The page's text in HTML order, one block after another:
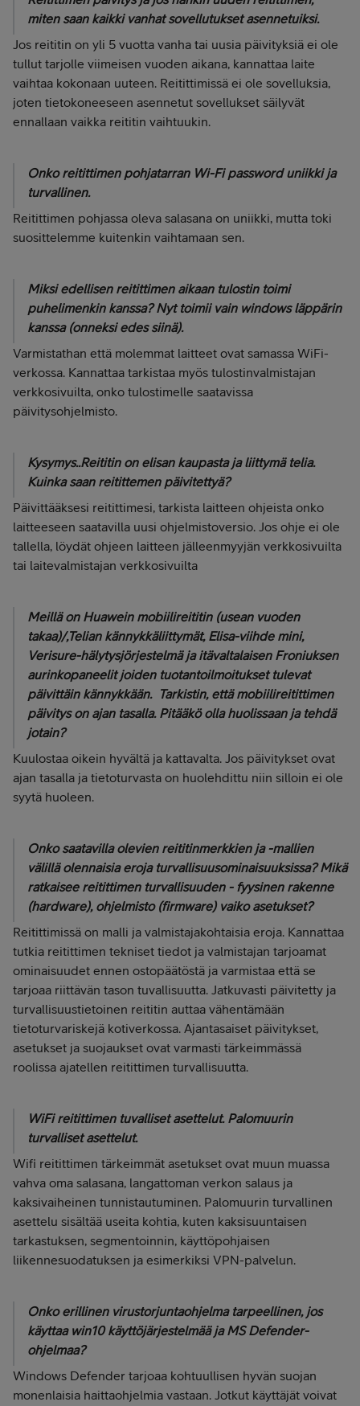
miten saan kaikki vanhat sovellutukset asennetuiksi.
Jos reititin on yli 5 vuotta vanha tai uusia päivityksiä ei ole
tullut tarjolle viimeisen vuoden aikana, kannattaa laite
vaihtaa kokonaan uuteen. Reitittimissä ei ole sovelluksia,
joten tietokoneeseen asennetut sovellukset säilyvät
ennallaan vaikka reititin vaihtuukin.
Onko reitittimen pohjatarran Wi-Fi password uniikki ja
turvallinen.
Reitittimen pohjassa oleva salasana on uniikki, mutta toki
suosittelemme kuitenkin vaihtamaan sen.
Miksi edellisen reitittimen aikaan tulostin toimi
puhelimenkin kanssa? Nyt toimii vain windows läppärin
kanssa (onneksi edes siinä).
Varmistathan että molemmat laitteet ovat samassa WiFi-
verkossa. Kannattaa tarkistaa myös tulostinvalmistajan
verkkosivuilta, onko tulostimelle saatavissa
päivitysohjelmisto.
Kysymys..Reititin on elisan kaupasta ja liittymä telia.
Kuinka saan reitittemen päivitettyä?
Päivittääksesi reitittimesi, tarkista laitteen ohjeista onko
laitteeseen saatavilla uusi ohjelmistoversio. Jos ohje ei ole
tallella, löydät ohjeen laitteen jälleenmyyjän verkkosivuilta
tai laitevalmistajan verkkosivuilta
Meillä on Huawein mobiilireititin (usean vuoden
takaa)/,Telian kännykkäliittymät, Elisa-viihde mini,
Verisure-hälytysjörjestelmä ja itävaltalaisen Froniuksen
aurinkopaneelit joiden tuotantoilmoitukset tulevat
päivittäin kännykkään. Tarkistin, että mobiilireitittimen
päivitys on ajan tasalla. Pitääkö olla huolissaan ja tehdä
jotain?
Kuulostaa oikein hyvältä ja kattavalta. Jos päivitykset ovat
ajan tasalla ja tietoturvasta on huolehdittu niin silloin ei ole
syytä huoleen.
Onko saatavilla olevien reititinmerkkien ja -mallien
välillä olennaisia eroja turvallisuusominaisuuksissa? Mikä
ratkaisee reitittimen turvallisuuden - fyysinen rakenne
(hardware), ohjelmisto (firmware) vaiko asetukset?
Reitittimissä on malli ja valmistajakohtaisia eroja. Kannattaa
tutkia reitittimen tekniset tiedot ja valmistajan tarjoamat
ominaisuudet ennen ostopäätöstä ja varmistaa että se
tarjoaa riittävän tason tuvallisuutta. Jatkuvasti päivitetty ja
turvallisuustietoinen reititin auttaa vähentämään
tietoturvariskejä kotiverkossa. Ajantasaiset päivitykset,
asetukset ja suojaukset ovat varmasti tärkeimmässä
roolissa ajatellen reitittimen turvallisuutta.
WiFi reitittimen tuvalliset asettelut. Palomuurin
turvalliset asettelut.
Wifi reitittimen tärkeimmät asetukset ovat muun muassa
vahva oma salasana, langattoman verkon salaus ja
kaksivaiheinen tunnistautuminen. Palomuurin turvallinen
asettelu sisältää useita kohtia, kuten kaksisuuntaisen
tarkastuksen, segmentoinnin, käyttöpohjaisen
liikennesuodatuksen ja esimerkiksi VPN-palvelun.
Onko erillinen virustorjuntaohjelma tarpeellinen, jos
käyttaa win10 käyttöjärjestelmää ja MS Defender-
ohjelmaa?
Windows Defender tarjoaa kohtuullisen hyvän suojan
monenlaisia haittaohjelmia vastaan. Jotkut käyttäjät voivat